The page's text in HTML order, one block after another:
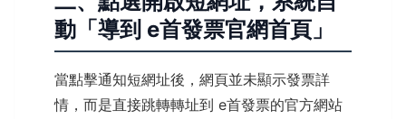
動「導到 e首發票官網首頁」
當點擊通知短網址後，網頁並未顯示發票詳
情，而是直接跳轉轉址到 e首發票的官方網站